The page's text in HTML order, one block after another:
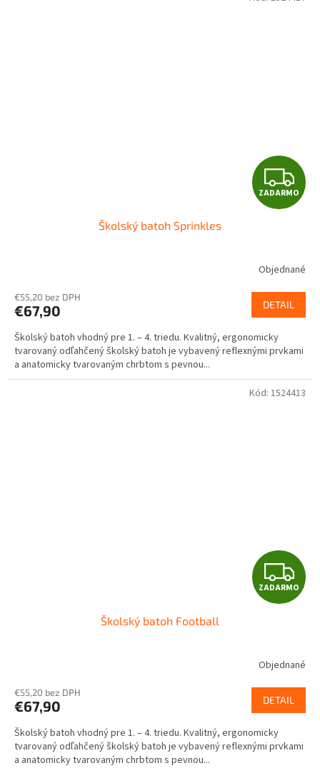
Z
A
A
R
M
O
ZADARMO
Školský batoh Sprinkles
Objednané
€55,20 bez DPH
€67,90 DETAIL
Školský batoh vhodný pre 1. – 4. triedu. Kvalitný, ergonomicky
tvarovaný odľahčený školský batoh je vybavený reflexnými prvkami
a anatomicky tvarovaným chrbtom s pevnou...
Z
A
A
R
M
O
ZADARMO
Školský batoh Football
Objednané
€55,20 bez DPH
€67,90 DETAIL
Školský batoh vhodný pre 1. – 4. triedu. Kvalitný, ergonomicky
tvarovaný odľahčený školský batoh je vybavený reflexnými prvkami
a anatomicky tvarovaným chrbtom s pevnou...
Kód: 1524413